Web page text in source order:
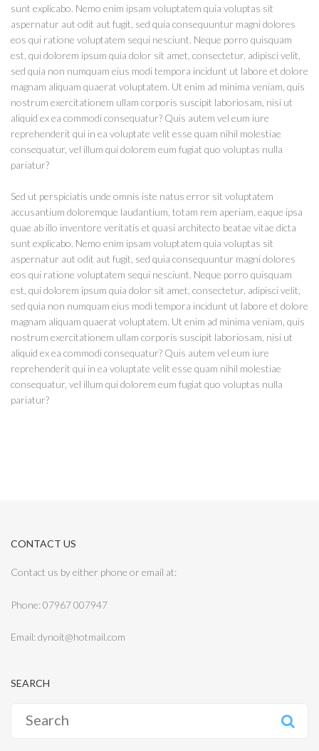
sunt explicabo. Nemo enim ipsam voluptatem quia voluptas sit
aspernatur aut odit aut fugit, sed quia consequuntur magni dolores
eos qui ratione voluptatem sequi nesciunt. Neque porro quisquam
est, qui dolorem ipsum quia dolor sit amet, consectetur, adipisci velit,
sed quia non numquam eius modi tempora incidunt ut labore et dolore
magnam aliquam quaerat voluptatem. Ut enim ad minima veniam, quis
nostrum exercitationem ullam corporis suscipit laboriosam, nisi ut
aliquid ex ea commodi consequatur? Quis autem vel eum iure
reprehenderit qui in ea voluptate velit esse quam nihil molestiae
consequatur, vel illum qui dolorem eum fugiat quo voluptas nulla
pariatur?
Sed ut perspiciatis unde omnis iste natus error sit voluptatem
accusantium doloremque laudantium, totam rem aperiam, eaque ipsa
quae ab illo inventore veritatis et quasi architecto beatae vitae dicta
sunt explicabo. Nemo enim ipsam voluptatem quia voluptas sit
aspernatur aut odit aut fugit, sed quia consequuntur magni dolores
eos qui ratione voluptatem sequi nesciunt. Neque porro quisquam
est, qui dolorem ipsum quia dolor sit amet, consectetur, adipisci velit,
sed quia non numquam eius modi tempora incidunt ut labore et dolore
magnam aliquam quaerat voluptatem. Ut enim ad minima veniam, quis
nostrum exercitationem ullam corporis suscipit laboriosam, nisi ut
aliquid ex ea commodi consequatur? Quis autem vel eum iure
reprehenderit qui in ea voluptate velit esse quam nihil molestiae
consequatur, vel illum qui dolorem eum fugiat quo voluptas nulla
pariatur?
CONTACT US
Contact us by either phone or email at:
Phone: 07967 007947
Email: dynoit@hotmail.com
SEARCH
for: